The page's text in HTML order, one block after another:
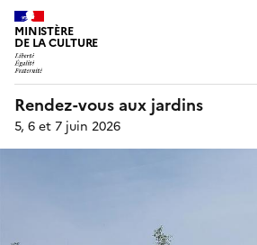
MINISTÈRE
DE LA CULTURE
Rendez-vous aux jardins
5, 6 et 7 juin 2026